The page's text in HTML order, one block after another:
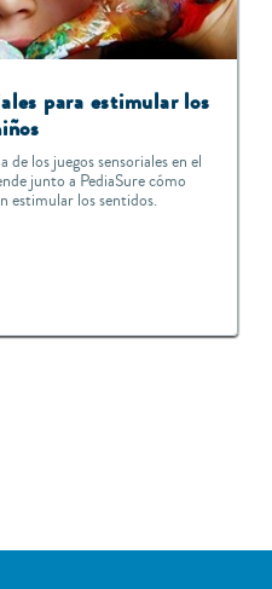
para estimular los
los juegos sensoriales en el
junto a PediaSure cómo
estimular los sentidos.